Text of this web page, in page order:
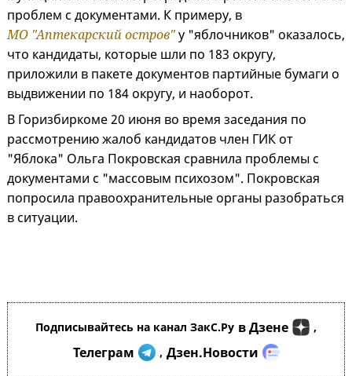
проблем с документами. К примеру, в
МО "Аптекарский остров"у "яблочников" оказалось,
что кандидаты, которые шли по 183 округу,
приложили в пакете документов партийные бумаги о
выдвижении по 184 округу, и наоборот.
В Горизбиркоме 20 июня во время заседания по
рассмотрению жалоб кандидатов член ГИК от
"Яблока" Ольга Покровская сравнила проблемы с
документами с "массовым психозом". Покровская
попросила правоохранительные органы разобраться
в ситуации.
Подписывайтесь на канал ЗакС.Ру в Дзене ,
Телеграм , Дзен.Новости